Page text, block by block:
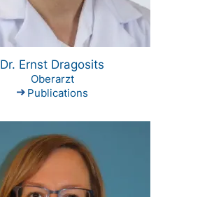
Dr. Ernst Dragosits
Oberarzt
Publications